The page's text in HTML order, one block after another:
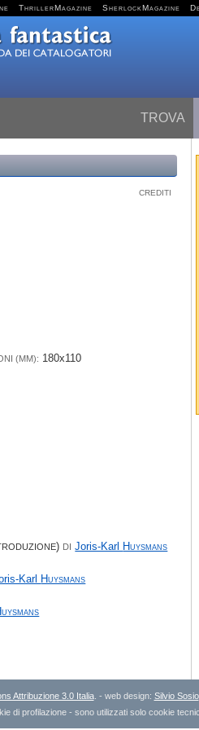
ThrillerMagazine SherlockMagazine
TROVA
CREDITI
(MM): 180x110
) DI Joris-Karl Huysmans
Karl Huysmans
Attribuzione 3.0 Italia. - web design: Silvio Sosio
di profilazione - sono utilizzati solo cookie